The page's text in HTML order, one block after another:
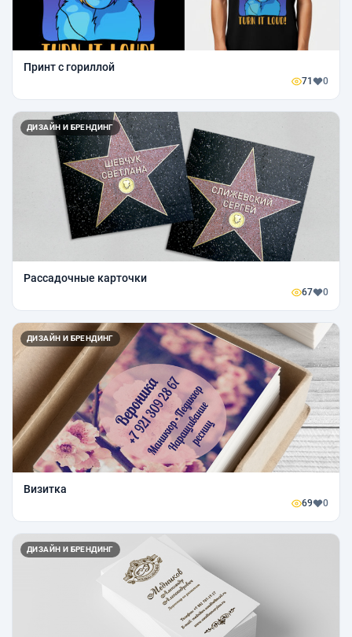
Принт с гориллой
71 0
ДИЗАЙН И БРЕНДИНГ
Рассадочные карточки
67 0
ДИЗАЙН И БРЕНДИНГ
Визитка
69 0
ДИЗАЙН И БРЕНДИНГ